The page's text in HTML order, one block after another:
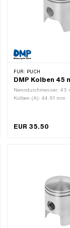
FÜR: PUCH
DMP Kolben 45
Nenndurchmesser: 45
Kolben (A): 44.91 mm
Kolbenring: 1.5 mm · Ø
EUR 35.50